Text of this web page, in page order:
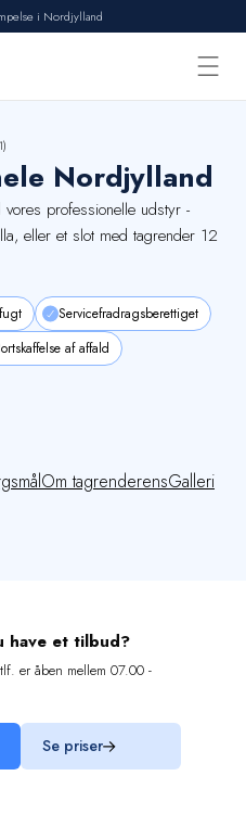
i Nordjylland
Nordjylland
professionelle udstyr -
eller et slot med tagrender 12
Servicefradragsberettiget
af affald
Om tagrenderensGalleri
have et tilbud?
er åben mellem 07.00 -
Se priser